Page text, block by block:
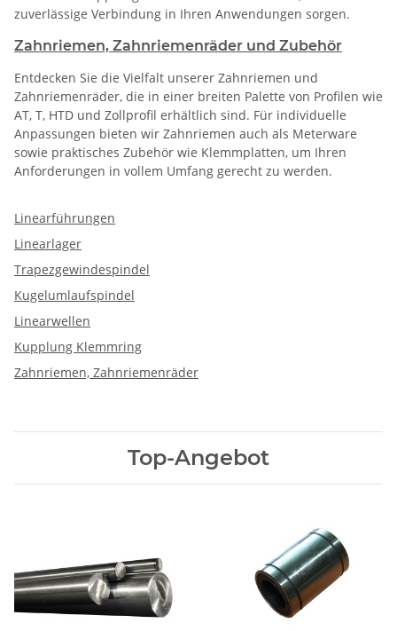
zuverlässige Verbindung in Ihren Anwendungen sorgen.
Zahnriemen, Zahnriemenräder und Zubehör
Entdecken Sie die Vielfalt unserer Zahnriemen und
Zahnriemenräder, die in einer breiten Palette von Profilen wie
AT, T, HTD und Zollprofil erhältlich sind. Für individuelle
Anpassungen bieten wir Zahnriemen auch als Meterware
sowie praktisches Zubehör wie Klemmplatten, um Ihren
Anforderungen in vollem Umfang gerecht zu werden.
Linearführungen
Linearlager
Trapezgewindespindel
Kugelumlaufspindel
Linearwellen
Kupplung Klemmring
Zahnriemen, Zahnriemenräder
Top-Angebot